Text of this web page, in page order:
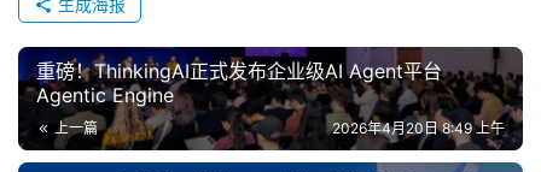
0
2
5
第
十
重磅！ThinkingAI正式发布企业级AI Agent平台
Agentic Engine
上一篇 2026年4月20日 8:49 上午